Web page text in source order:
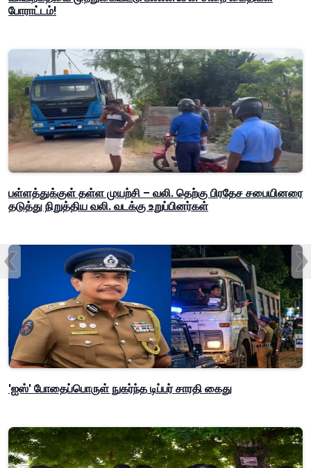
போராட்டம்!
பள்ளத்துக்குள் தள்ள முயற்சி – வலி. தெற்கு பிரதேச சபையினரை
தடுத்து நிறுத்திய வலி. வடக்கு உறுப்பினர்கள்
'ஐஸ்' போதைப்பொருள் நுகர்ந்த டிப்பர் சாரதி கைது